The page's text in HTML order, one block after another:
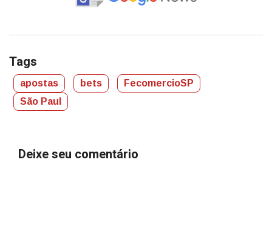
Tags
apostas bets
FecomercioSP
São Paul
Deixe seu comentário